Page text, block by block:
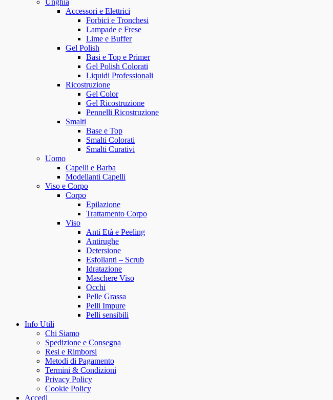
Unghia
Accessori e Elettrici
Forbici e Tronchesi
Lampade e Frese
Lime e Buffer
Gel Polish
Basi e Top e Primer
Gel Polish Colorati
Liquidi Professionali
Ricostruzione
Gel Color
Gel Ricostruzione
Pennelli Ricostruzione
Smalti
Base e Top
Smalti Colorati
Smalti Curativi
Uomo
Capelli e Barba
Modellanti Capelli
Viso e Corpo
Corpo
Epilazione
Trattamento Corpo
Viso
Anti Età e Peeling
Antirughe
Detersione
Esfolianti – Scrub
Idratazione
Maschere Viso
Occhi
Pelle Grassa
Pelli Impure
Pelli sensibili
Info Utili
Chi Siamo
Spedizione e Consegna
Resi e Rimborsi
Metodi di Pagamento
Termini & Condizioni
Privacy Policy
Cookie Policy
Accedi